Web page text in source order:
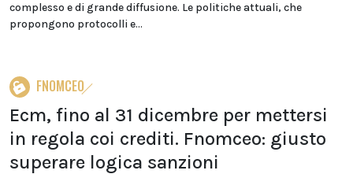
complesso e di grande diffusione. Le politiche attuali, che
propongono protocolli e...
FNOMCEO
Ecm, fino al 31 dicembre per mettersi
in regola coi crediti. Fnomceo: giusto
superare logica sanzioni